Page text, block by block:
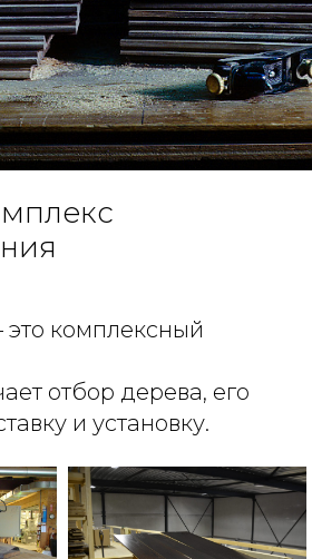
комплексный
отбор дерева, его
и установку.